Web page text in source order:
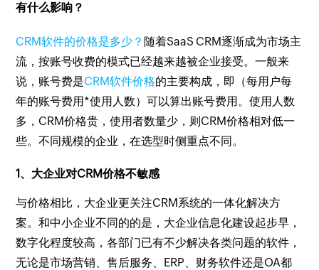
有什么影响？
CRM软件的价格是多少？随着SaaS CRM逐渐成为市场主
流，按账号收费的模式已经越来越被企业接受。一般来
说，账号费是CRM软件价格的主要构成，即（每用户每
年的账号费用*使用人数）可以算出账号费用。使用人数
多，CRM价格贵，使用者数量少，则CRM价格相对低一
些。不同规模的企业，在选型时侧重点不同。
1、大企业对CRM价格不敏感
与价格相比，大企业更关注CRM系统的一体化解决方
案。和中小企业不同的的是，大企业信息化建设起步早，
数字化程度较高，各部门已有不少解决各类问题的软件，
无论是市场营销、售后服务、ERP、财务软件还是OA都